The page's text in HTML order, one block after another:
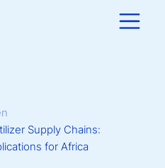
Supply Chains:
for Africa